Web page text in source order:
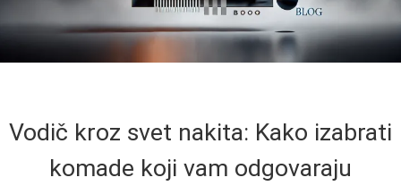
Vodič kroz svet nakita: Kako izabrati
komade koji vam odgovaraju